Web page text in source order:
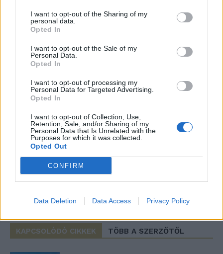
I want to opt-out of the Sharing of my
personal data.
Opted In
I want to opt-out of the Sale of my
Personal Data.
Opted In
I want to opt-out of processing my
Personal Data for Targeted Advertising.
Opted In
I want to opt-out of Collection, Use,
Retention, Sale, and/or Sharing of my
Personal Data that Is Unrelated with the
Purposes for which it was collected.
Opted Out
CONFIRM
Data Deletion Data Access Privacy Policy
Imre Hilda
Oktatás és nevelés területén dolgozom, de minden
mögé és közben keresem az embert, a nőt a jól legyártott álarcok
mögött. Néha meséket is írok, de gyakrabban novellákat,
KAPCSOLÓDÓ CIKKEK TÖBB A SZERZŐTŐL